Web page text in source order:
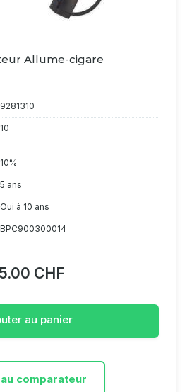
Allume-cigare
9281310
10
10%
5 ans
Oui à 10 ans
BPC900300014
CHF
au panier
comparateur